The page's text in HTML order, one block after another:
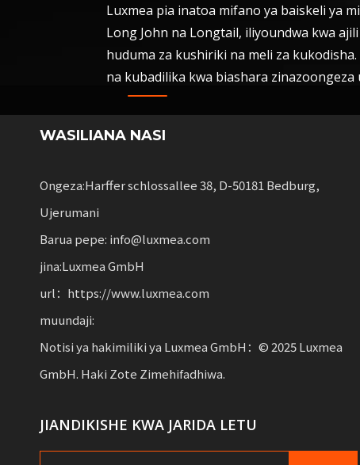
Luxmea pia inatoa mifano ya baiskeli ya
Long John na Longtail, iliyoundwa kwa
huduma za kushiriki na meli za
na kubadilika kwa biashara zinazoongeza
WASILIANA NASI
Ongeza:Harffer schlossallee 38, D-50181 Bedburg,
Ujerumani
Barua pepe: info@luxmea.com
jina:Luxmea GmbH
url：https://www.luxmea.com
muundaji:
Notisi ya hakimiliki ya Luxmea GmbH：© 2025 Luxmea
GmbH. Haki Zote Zimehifadhiwa.
JIANDIKISHE KWA JARIDA LETU